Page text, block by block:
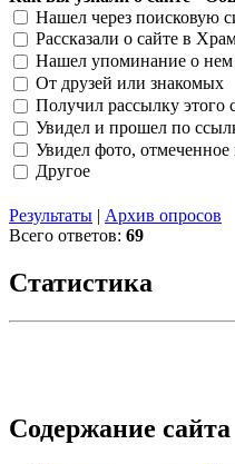
Нашел через поисковую
Рассказали о сайте в
Нашел упоминание о нем
От друзей или знакомых
Получил рассылку этого
Увидел и прошел по
Увидел фото, отмеченное
Другое
Результаты | Архив опросов
Всего ответов: 69
Статистика
Содержание сайта